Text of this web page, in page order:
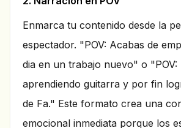
Enmarca tu contenido desde la
espectador. "POV: Acabas de
dia en un trabajo nuevo" o "POV:
aprendiendo guitarra y por fin
de Fa." Este formato crea una
emocional inmediata porque los